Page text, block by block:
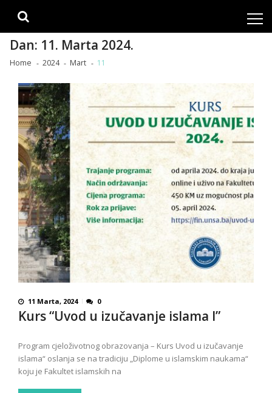
Dan: 11. Marta 2024.
Home 2024 Mart 11
11 Marta, 2024 0
Kurs “Uvod u izučavanje islama I”
Program cjeloživotnog obrazovanja – Kurs Uvod u izučavanje
islama“ oslanja se na tradiciju „Diplome u islamskim naukama“
koju je Fakultet islamskih na